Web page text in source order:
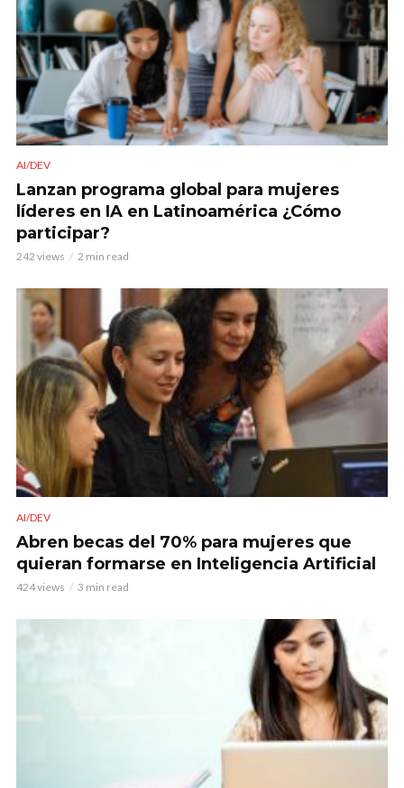
AI/DEV
Lanzan programa global para mujeres
líderes en IA en Latinoamérica ¿Cómo
participar?
242 views 2 min read
AI/DEV
Abren becas del 70% para mujeres que
quieran formarse en Inteligencia Artificial
424 views 3 min read